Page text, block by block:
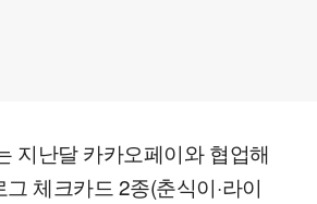
지난달 카카오페이와 협업해
체크카드 2종(춘식이·라이